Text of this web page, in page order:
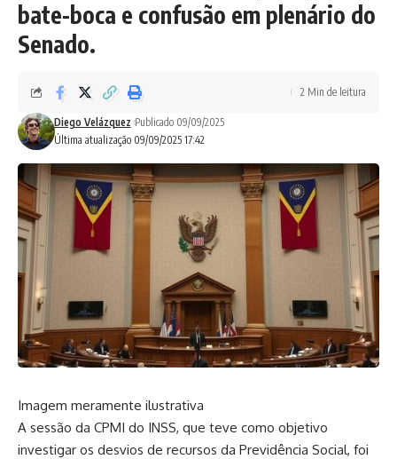
bate-boca e confusão em plenário do
Senado.
Última atualização 09/09/2025 17:42
Diego Velázquez Publicado 09/09/2025
2 Min de leitura
Imagem meramente ilustrativa
A sessão da CPMI do INSS, que teve como objetivo
investigar os desvios de recursos da Previdência Social, foi